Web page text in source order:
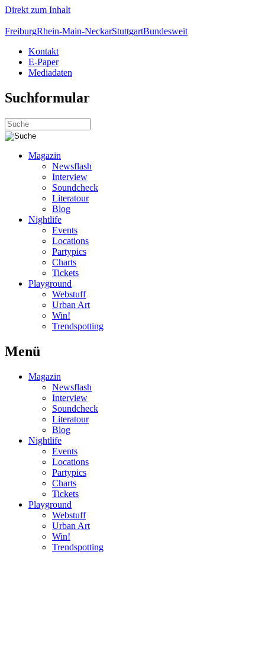
Direkt zum Inhalt
FreiburgRhein-Main-NeckarStuttgartBundesweit
Kontakt
E-Paper
Mediadaten
Suchformular
Magazin
Newsflash
Interview
Soundcheck
Literatour
Blog
Nightlife
Events
Locations
Partypics
Charts
Tickets
Playground
Webstuff
Urban Art
Win!
Trendspotting
Menü
Magazin
Newsflash
Interview
Soundcheck
Literatour
Blog
Nightlife
Events
Locations
Partypics
Charts
Tickets
Playground
Webstuff
Urban Art
Win!
Trendspotting